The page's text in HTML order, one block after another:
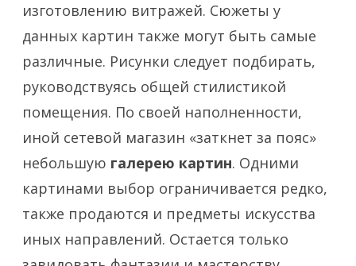
изготовлению витражей. Сюжеты у
данных картин также могут быть самые
различные. Рисунки следует подбирать,
руководствуясь общей стилистикой
помещения. По своей наполненности,
иной сетевой магазин «заткнет за пояс»
небольшую галерею картин. Одними
картинами выбор ограничивается редко,
также продаются и предметы искусства
иных направлений. Остается только